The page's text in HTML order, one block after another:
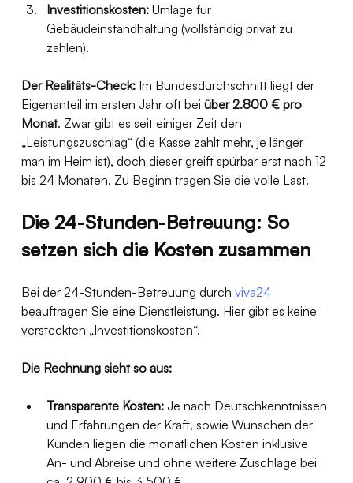
Investitionskosten: Umlage für
Gebäudeinstandhaltung (vollständig privat zu
zahlen).
Der Realitäts-Check: Im Bundesdurchschnitt liegt der
Eigenanteil im ersten Jahr oft bei über 2.800 € pro
Monat. Zwar gibt es seit einiger Zeit den
„Leistungszuschlag“ (die Kasse zahlt mehr, je länger
man im Heim ist), doch dieser greift spürbar erst nach 12
bis 24 Monaten. Zu Beginn tragen Sie die volle Last.
Die 24-Stunden-Betreuung: So
setzen sich die Kosten zusammen
Bei der 24-Stunden-Betreuung durch viva24
beauftragen Sie eine Dienstleistung. Hier gibt es keine
versteckten „Investitionskosten“.
Die Rechnung sieht so aus:
Transparente Kosten: Je nach Deutschkenntnissen
und Erfahrungen der Kraft, sowie Wünschen der
Kunden liegen die monatlichen Kosten inklusive
An- und Abreise und ohne weitere Zuschläge bei